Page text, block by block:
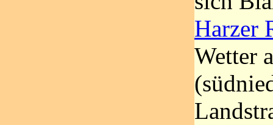
Harzer
Wetter